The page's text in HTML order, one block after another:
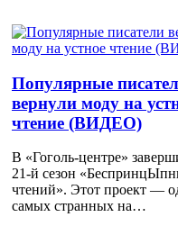
Популярные
вернули моду на
чтение (ВИДЕО)
В «Гоголь-центре»
21-й сезон
чтений». Этот проект —
самых странных на…